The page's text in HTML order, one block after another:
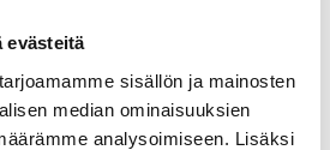
evästeitä
sisällön ja mainosten
median ominaisuuksien
analysoimiseen. Lisäksi